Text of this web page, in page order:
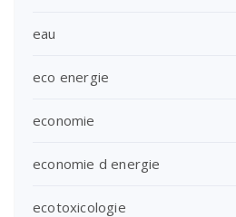
eau
eco energie
economie
economie d energie
ecotoxicologie